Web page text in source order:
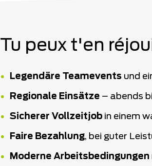
Tu peux t'en
Legendäre Teamevents und
Regionale Einsätze – abends
Sicherer Vollzeitjob in einem
Faire Bezahlung, bei guter
Moderne Arbeitsbedingungen